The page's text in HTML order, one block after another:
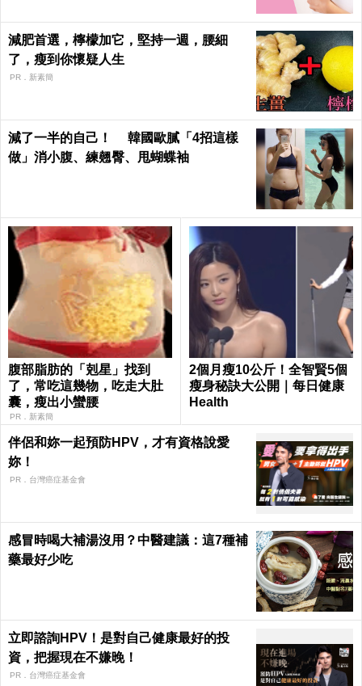
減肥首選，檸檬加它，堅持一週，腰細
了，瘦到你懷疑人生
PR．新素簡
減了一半的自己！ 韓國歐膩「4招這樣
做」消小腹、練翹臀、甩蝴蝶袖
腹部脂肪的「剋星」找到
了，常吃這幾物，吃走大肚
囊，瘦出小蠻腰
PR．新素簡
2個月瘦10公斤！全智賢5個
瘦身秘訣大公開｜每日健康
Health
伴侶和妳一起預防HPV，才有資格說愛
妳！
PR．台灣癌症基金會
感冒時喝大補湯沒用？中醫建議：這7種補
藥最好少吃
立即諮詢HPV！是對自己健康最好的投
資，把握現在不嫌晚！
PR．台灣癌症基金會